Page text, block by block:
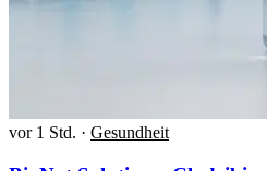
vor 1 Std. · Gesundheit